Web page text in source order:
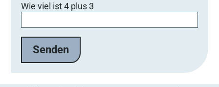
Wie viel ist 4 plus 3